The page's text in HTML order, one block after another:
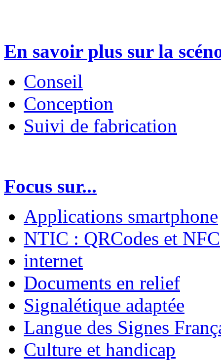
En savoir plus sur la
Conseil
Conception
Suivi de fabrication
Focus sur...
Applications smartphone
NTIC : QRCodes et NFC
internet
Documents en relief
Signalétique adaptée
Langue des Signes
Culture et handicap